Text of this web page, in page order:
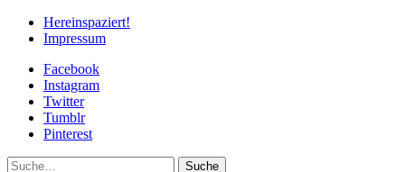
Hereinspaziert!
Impressum
Facebook
Instagram
Twitter
Tumblr
Pinterest
Suche